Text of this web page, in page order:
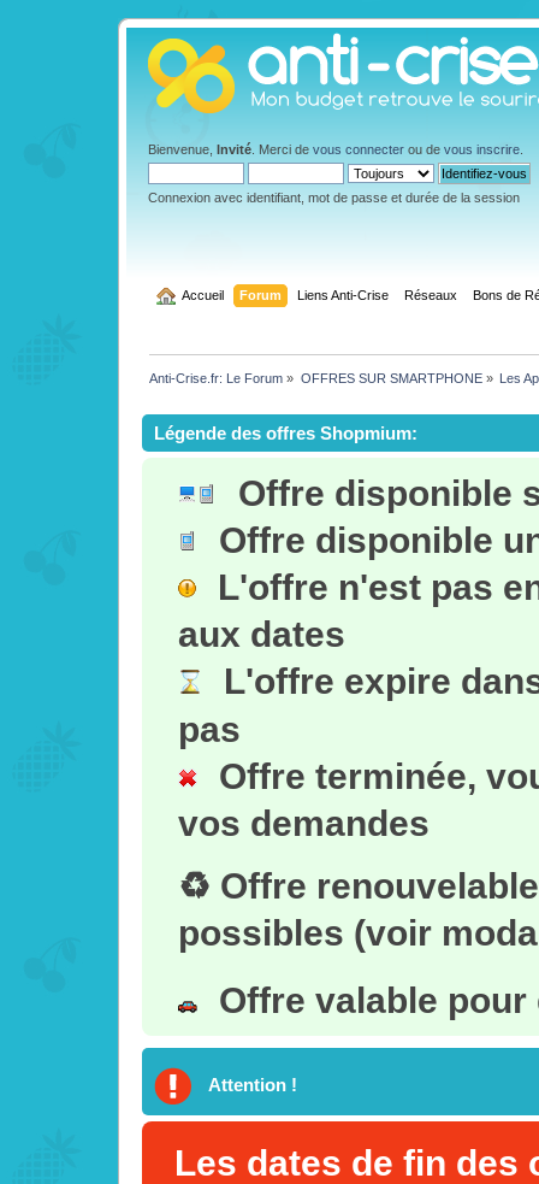
Bienvenue, Invité . Merci de vous connecter ou de vous inscrire
Connexion avec identifiant, mot de passe et durée de la session
Accueil Forum Liens Anti-Crise Réseaux Bons de
Anti-Crise.fr: Le Forum » OFFRES SUR SMARTPHONE» Les
Légende des offres Shopmium:
Offre disponible
Offre disponible
L'offre n'est pas
aux dates
L'offre expire
pas
Offre terminée,
vos demandes
♻ Offre
possibles (voir
Offre valable
Attention !
Les dates de fin